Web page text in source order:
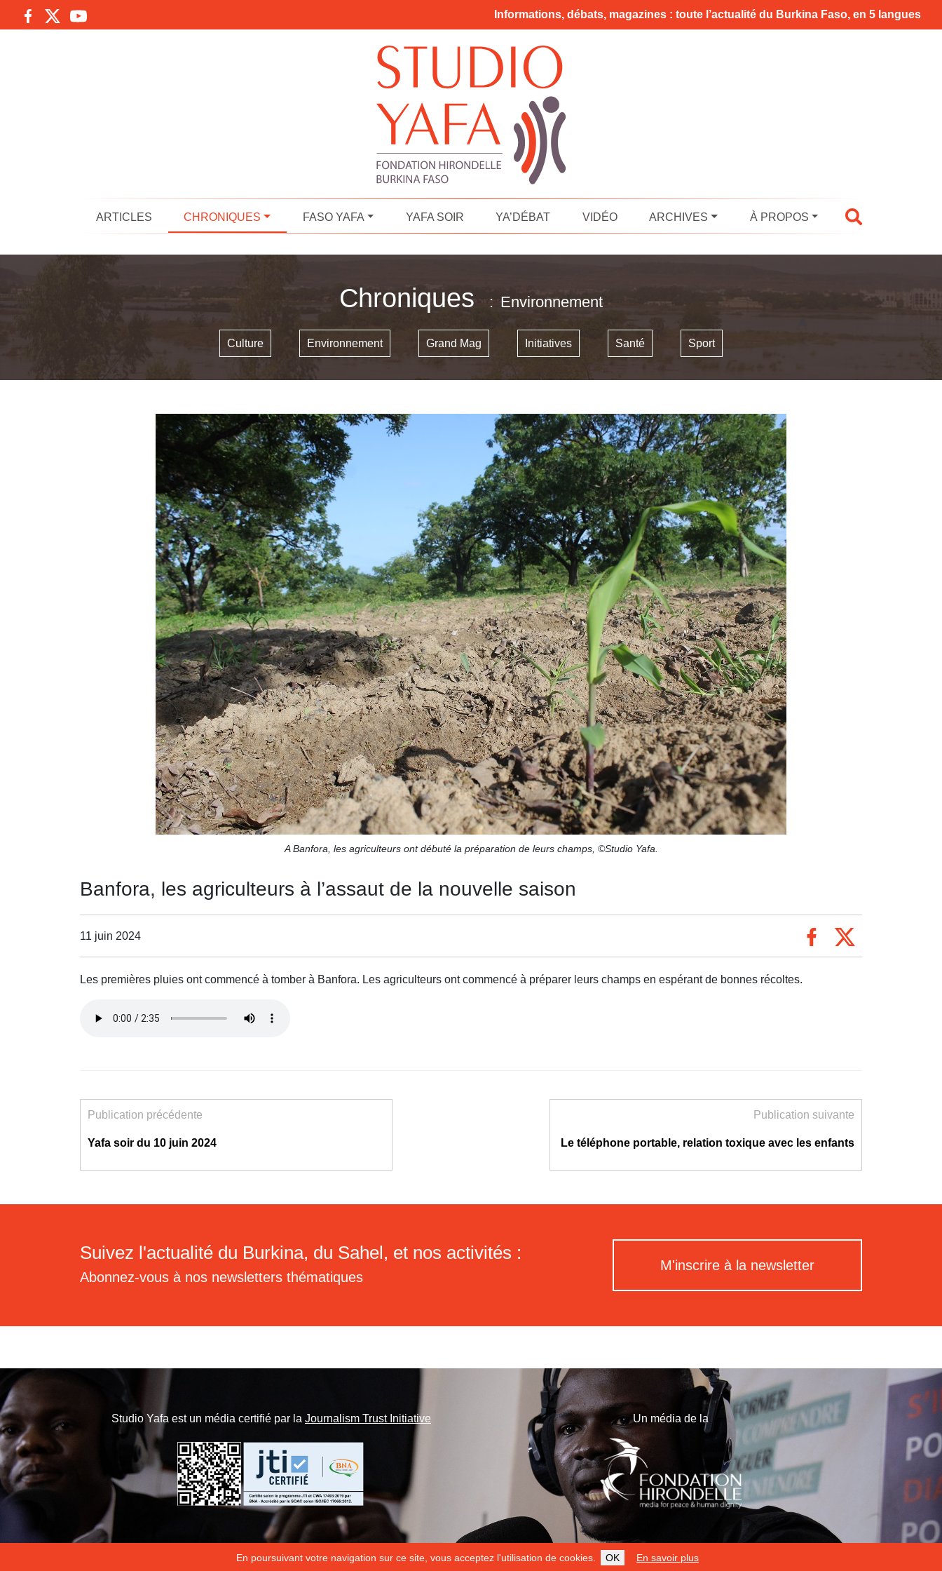
En poursuivant votre navigation sur ce site, vous acceptez l'utilisation de cookies. OK En savoir plus
Informations, débats, magazines : toute l’actualité du Burkina Faso, en 5 langues
ARTICLES CHRONIQUES FASO YAFA YAFA SOIR YA’DÉBAT VIDÉO ARCHIVES À PROPOS
Chroniques Environnement
Culture Environnement Grand Mag Initiatives Santé Sport
A Banfora, les agriculteurs ont débuté la préparation de leurs champs, ©Studio Yafa.
Banfora, les agriculteurs à l’assaut de la nouvelle saison
11 juin 2024
Les premières pluies ont commencé à tomber à Banfora. Les agriculteurs ont commencé à préparer leurs champs en espérant de bonnes récoltes.
Publication précédente
Yafa soir du 10 juin 2024
Publication suivante
Le téléphone portable, relation toxique avec les enfants
Suivez l'actualité du Burkina, du Sahel, et nos activités :
Abonnez-vous à nos newsletters thématiques
M'inscrire à la newsletter
Studio Yafa est un média certifié par la Journalism Trust Initiative Un média de la